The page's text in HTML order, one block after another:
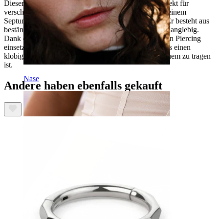
Nase
Dieser sternförmige Titan-Klickerring eignet sich perfekt für
verschiedene Piercings. Er passt zum Beispiel gut zu einem
Septum-, Helix-, Ohrläppchen- oder Rook-Piercing. Er besteht aus
beständigem Titan, ist wasserfest, hautfreundlich und langlebig.
Dank der Scharnieröffnung lässt es sich einfach in dein Piercing
einsetzen. Dieses Stück ist eigentlich hohl, wodurch es einen
klobigen Look hat und trotzdem super leicht und bequem zu tragen
ist.
Andere haben ebenfalls gekauft